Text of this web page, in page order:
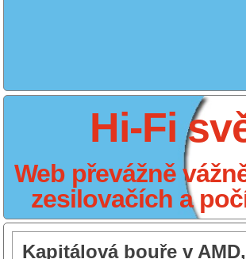
Hi-Fi
Web převážně
zesilovačích a
Kapitálová bouře v